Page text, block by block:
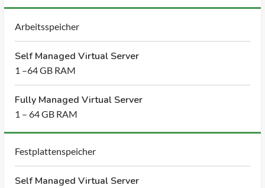
Arbeitsspeicher
Self Managed Virtual Server
1 –64 GB RAM
Fully Managed Virtual Server
1 – 64 GB RAM
Festplattenspeicher
Self Managed Virtual Server